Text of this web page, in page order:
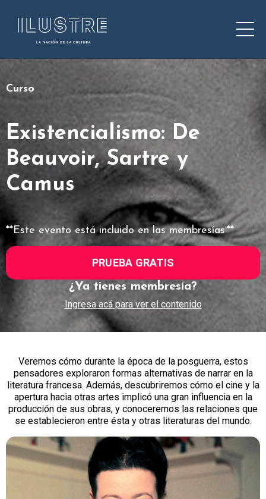
Curso
Existencialismo: De
Beauvoir, Sartre y
Camus
**Este evento está incluido en las membresías.**
PRUEBA GRATIS
¿Ya tienes membresía?
Ingresa acá para ver el contenido
Veremos cómo durante la época de la posguerra, estos
pensadores exploraron formas alternativas de narrar en la
literatura francesa. Además, descubriremos cómo el cine y la
apertura hacia otras artes implicó una gran influencia en la
producción de sus obras, y conoceremos las relaciones que
se establecieron entre ésta y otras literaturas del mundo.